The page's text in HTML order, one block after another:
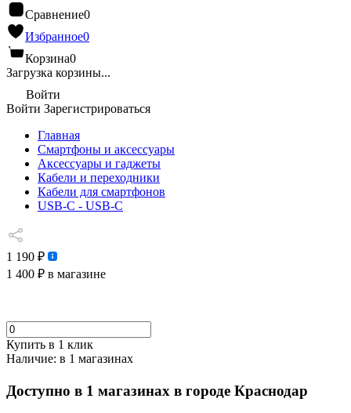
Сравнение0
Избранное0
Корзина0
Загрузка корзины...
Войти
Войти Зарегистрироваться
Главная
Смартфоны и аксессуары
Аксессуары и гаджеты
Кабели и переходники
Кабели для смартфонов
USB-C - USB-C
1 190 ₽
1 400 ₽ в магазине
Купить в 1 клик
Наличие: в 1 магазинах
Доступно в 1 магазинах в городе Краснодар